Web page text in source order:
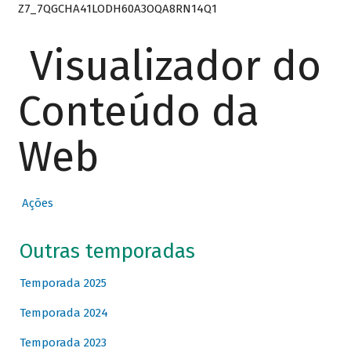
Z7_7QGCHA41LODH60A3OQA8RN14Q1
Visualizador do
Conteúdo da
Web
Ações
Outras temporadas
Temporada 2025
Temporada 2024
Temporada 2023